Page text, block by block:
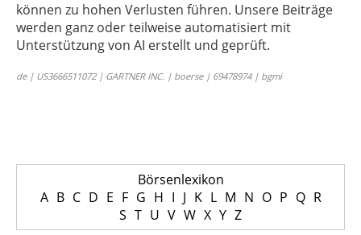
können zu hohen Verlusten führen. Unsere Beiträge
werden ganz oder teilweise automatisiert mit
Unterstützung von AI erstellt und geprüft.
de | US3666511072 | GARTNER INC. | boerse | 69478974 | bgmi
Börsenlexikon
A B C D E F G H I J K L M N O P Q R
S T U V W X Y Z